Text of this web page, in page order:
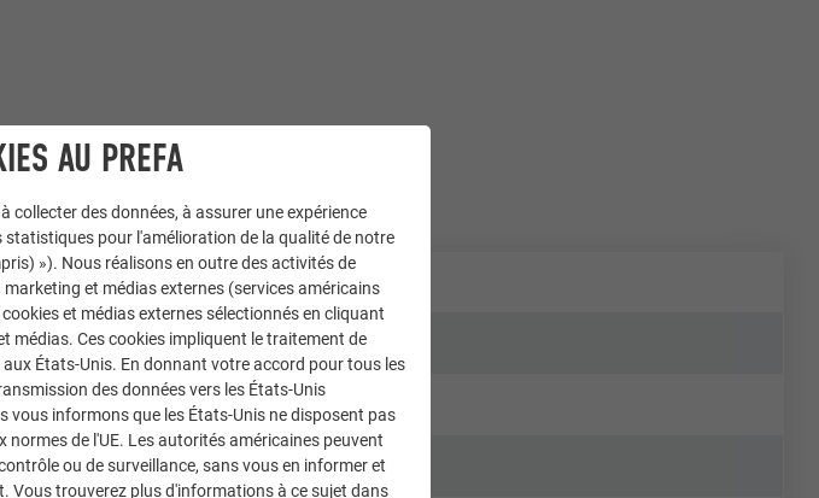
AU PREFA
collecter des données, à assurer une expérience
pour l'amélioration de la qualité de notre
»). Nous réalisons en outre des activités de
et médias externes (services américains
et médias externes sélectionnés en cliquant
médias. Ces cookies impliquent le traitement de
États-Unis. En donnant votre accord pour tous les
des données vers les États-Unis
vous informons que les États-Unis ne disposent pas
de l'UE. Les autorités américaines peuvent
ou de surveillance, sans vous en informer et
Vous trouverez plus d'informations à ce sujet dans